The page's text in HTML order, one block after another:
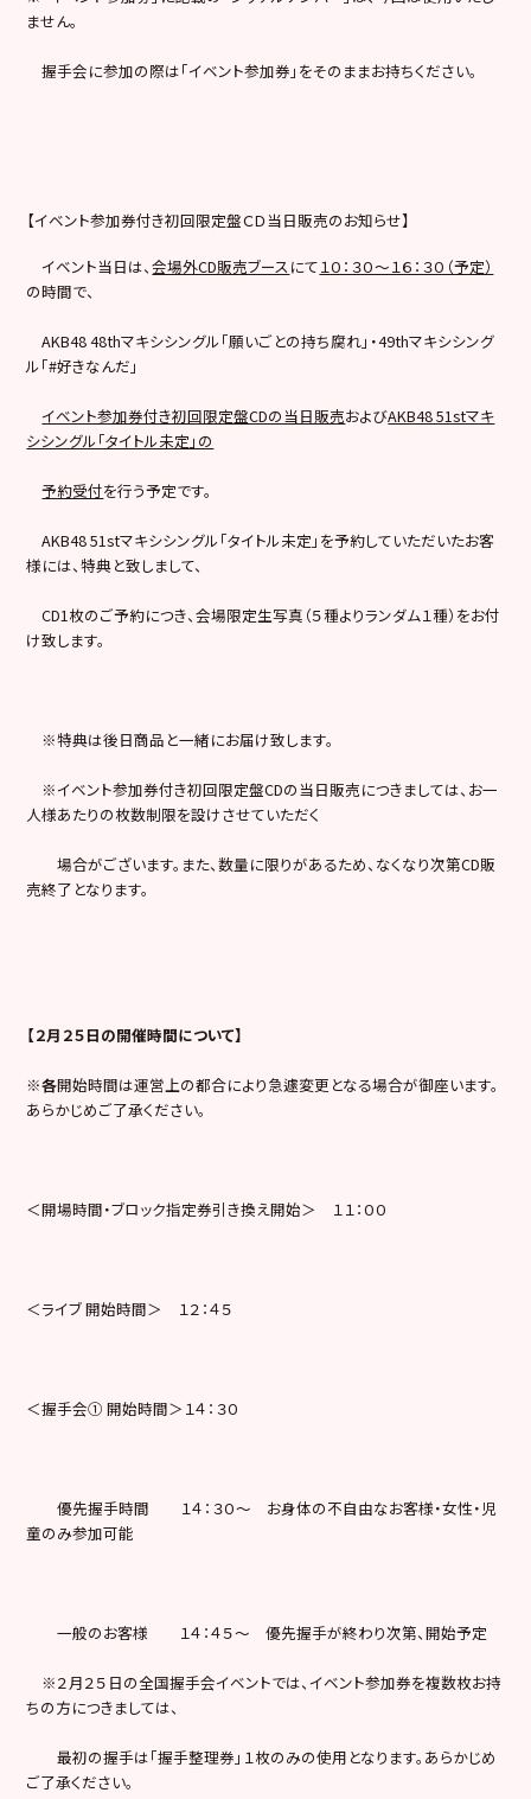
ません。
握手会に参加の際は「イベント参加券」をそのままお持ちください。
【イベント参加券付き初回限定盤ＣＤ当日販売のお知らせ】
イベント当日は、会場外CD販売ブース にて１０：３０～１６：３０（予定）
の時間で、
AKB48 48thマキシシングル「願いごとの持ち腐れ」・49thマキシシング
ル「#好きなんだ」
イベント参加券付き初回限定盤CDの当日販売およびAKB48 51stマキ
シシングル「タイトル未定」の
予約受付を行う予定です。
AKB48 51stマキシシングル「タイトル未定」を予約していただいたお客
様には、特典と致しまして、
CD1枚のご予約につき、会場限定生写真（５種よりランダム１種）をお付
け致します。
※特典は後日商品と一緒にお届け致します。
※イベント参加券付き初回限定盤CDの当日販売につきましては、お一
人様あたりの枚数制限を設けさせていただく
場合がございます。また、数量に限りがあるため、なくなり次第CD販
売終了となります。
【２月２５日の開催時間について】
※各開始時間は運営上の都合により急遽変更となる場合が御座います。
あらかじめご了承ください。
＜開場時間・ブロック指定券引き換え開始＞ １１：００
＜ライブ 開始時間＞ １２：４５
＜握手会① 開始時間＞１４：３０
優先握手時間 １４：３０〜 お身体の不自由なお客様・女性・児
童のみ参加可能
一般のお客様 １４：４５～ 優先握手が終わり次第、開始予定
※２月２５日の全国握手会イベントでは、イベント参加券を複数枚お持
ちの方につきましては、
最初の握手は「握手整理券」１枚のみの使用となります。あらかじめ
ご了承ください。